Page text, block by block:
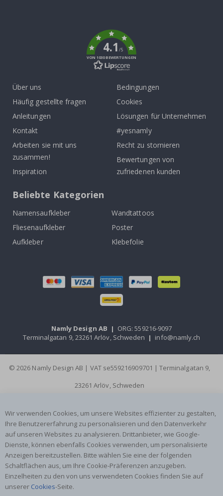
4.1/5
VON 1030 BEWERTUNGEN
Über uns
Häufig gestellte fragen
Anleitungen
Kontakt
Arbeiten sie mit uns
zusammen!
Inspiration
Bedingungen
Cookies
Lösungen für Unternehmen
#yesnamly
Recht zu stornieren
Bewertungen von
zufriedenen kunden
Beliebte Kategorien
Namensaufkleber
Wandtattoos
Fliesenaufkleber
Poster
Aufkleber
Klebefolie
Namly Design AB | ORG: 559216-9097
Terminalgatan 9, 23261 Arlöv, Schweden | info@namly.ch
© 2026 Namly Design AB | VAT se559216909701 | Terminalgatan 9,
23261 Arlöv, Schweden
Wir verwenden Cookies, um unsere Websites effizienter zu gestalten,
Ihre Benutzererfahrung zu personalisieren und den Datenverkehr
auf unseren Websites zu analysieren. Drittanbieter, wie Google-
Dienste, können ebenfalls Cookies verwenden, um personalisierte
Anzeigen bereitzustellen. Bitte wählen Sie eine der folgenden
Schaltflächen aus, um Ihre Cookie-Präferenzen anzugeben.
Einzelheiten zu den von uns verwendeten Cookies finden Sie auf
unserer Cookies-Seite.